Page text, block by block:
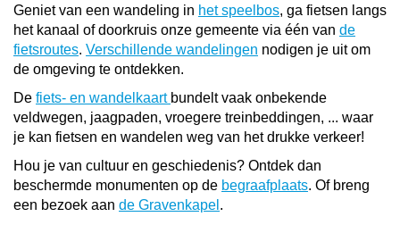
Geniet van een wandeling in het speelbos, ga fietsen langs
het kanaal of doorkruis onze gemeente via één van de
fietsroutes. Verschillende wandelingen nodigen je uit om
de omgeving te ontdekken.
De fiets- en wandelkaart bundelt vaak onbekende
veldwegen, jaagpaden, vroegere treinbeddingen, ... waar
je kan fietsen en wandelen weg van het drukke verkeer!
Hou je van cultuur en geschiedenis? Ontdek dan
beschermde monumenten op de begraafplaats. Of breng
een bezoek aan de Gravenkapel .